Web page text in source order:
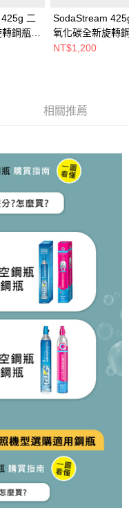
二
鋼瓶
SodaStream
氧化碳全新旋轉
NT$1,200
相關推薦